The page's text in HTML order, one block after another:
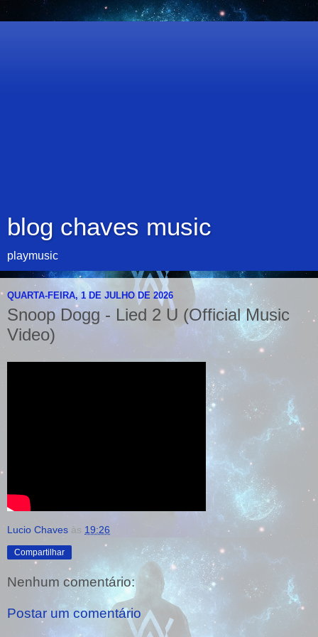
blog chaves music
playmusic
QUARTA-FEIRA, 1 DE JULHO DE 2026
Snoop Dogg - Lied 2 U (Official Music
Video)
Lucio Chaves às 19:26
Compartilhar
Nenhum comentário:
Postar um comentário